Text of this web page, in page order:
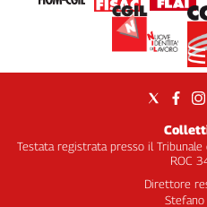
Testata registrata presso il
ROC
Direttore
Stefano